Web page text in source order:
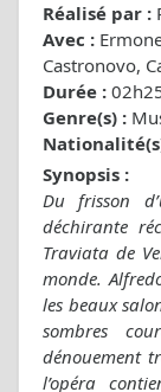
Réalisé par :
Avec :
Castronovo,
Durée :
Genre(s) :
Synopsis :
Du frisson
déchirante
Traviata de
monde.
les beaux
sombres
dénouement
l’opéra